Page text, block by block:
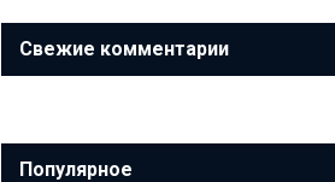
Свежие комментарии
Популярное